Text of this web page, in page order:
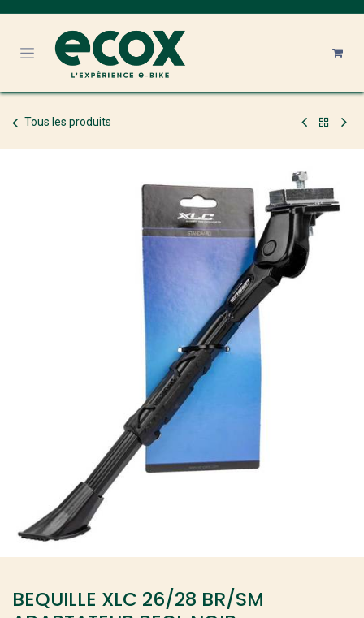
Tous les produits
BEQUILLE XLC 26/28 BR/SM